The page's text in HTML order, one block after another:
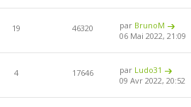
19 46320 par BrunoM
06 Mai 2022, 21:09
4 17646 par Ludo31
09 Avr 2022, 20:52